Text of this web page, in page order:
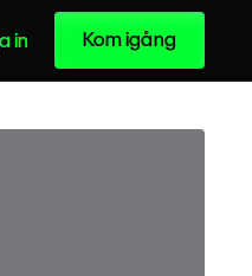
in Kom igång